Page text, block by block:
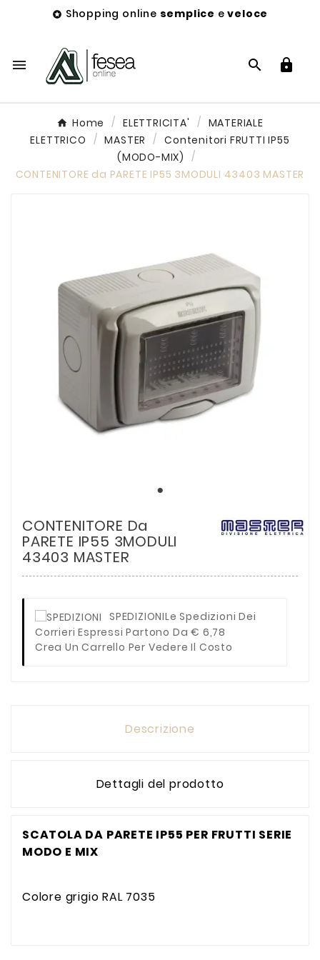
 Shopping online semplice eveloce
  
Home ELETTRICITA'
MATERIALE
ELETTRICO
MASTER
Contenitori FRUTTI IP55
(MODO-MIX)
CONTENITORE da PARETE IP55 3MODULI 43403 MASTER
CONTENITORE Da
PARETE IP55 3MODULI
43403 MASTER
SPEDIZIONILe Spedizioni Dei
Corrieri Espressi Partono Da € 6,78
Crea Un Carrello Per Vedere Il Costo
Descrizione
Dettagli del prodotto
SCATOLA DA PARETE IP55 PER FRUTTI SERIE
MODO E MIX
Colore grigio RAL 7035